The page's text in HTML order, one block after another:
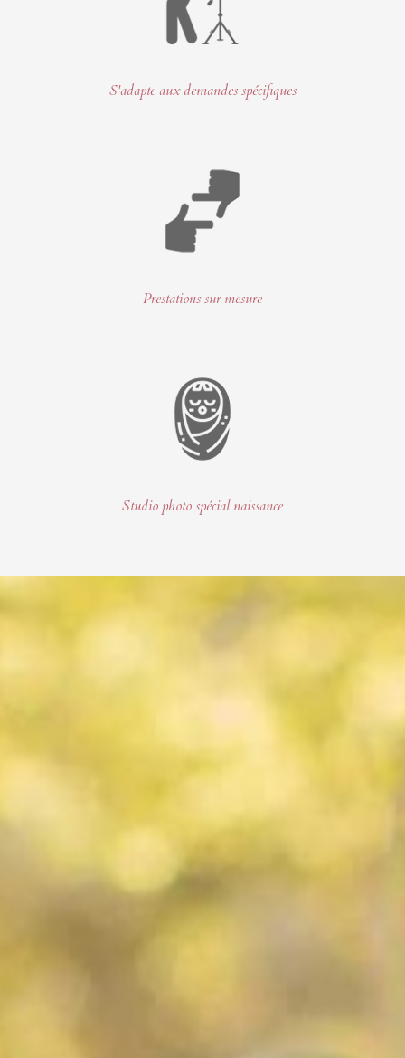
S'adapte aux demandes spécifiques
Prestations sur mesure
Studio photo spécial naissance